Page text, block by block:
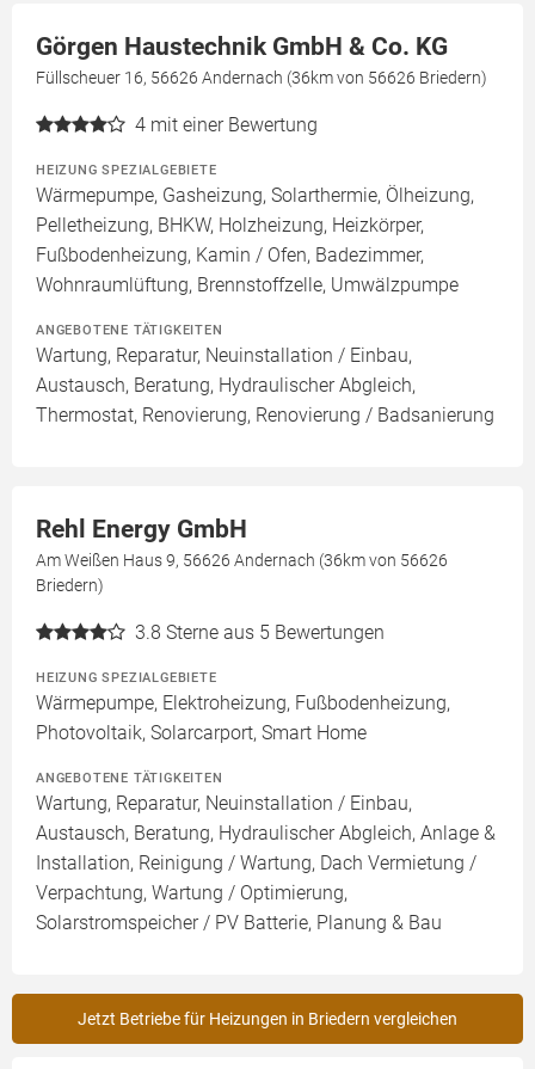
Görgen Haustechnik GmbH & Co. KG
Füllscheuer 16, 56626 Andernach (36km von 56626 Briedern)
4 mit einer Bewertung
HEIZUNG SPEZIALGEBIETE
Wärmepumpe, Gasheizung, Solarthermie, Ölheizung,
Pelletheizung, BHKW, Holzheizung, Heizkörper,
Fußbodenheizung, Kamin / Ofen, Badezimmer,
Wohnraumlüftung, Brennstoffzelle, Umwälzpumpe
ANGEBOTENE TÄTIGKEITEN
Wartung, Reparatur, Neuinstallation / Einbau,
Austausch, Beratung, Hydraulischer Abgleich,
Thermostat, Renovierung, Renovierung / Badsanierung
Rehl Energy GmbH
Am Weißen Haus 9, 56626 Andernach (36km von 56626
Briedern)
3.8 Sterne aus 5 Bewertungen
HEIZUNG SPEZIALGEBIETE
Wärmepumpe, Elektroheizung, Fußbodenheizung,
Photovoltaik, Solarcarport, Smart Home
ANGEBOTENE TÄTIGKEITEN
Wartung, Reparatur, Neuinstallation / Einbau,
Austausch, Beratung, Hydraulischer Abgleich, Anlage &
Installation, Reinigung / Wartung, Dach Vermietung /
Verpachtung, Wartung / Optimierung,
Solarstromspeicher / PV Batterie, Planung & Bau
Jetzt Betriebe für Heizungen in Briedern vergleichen